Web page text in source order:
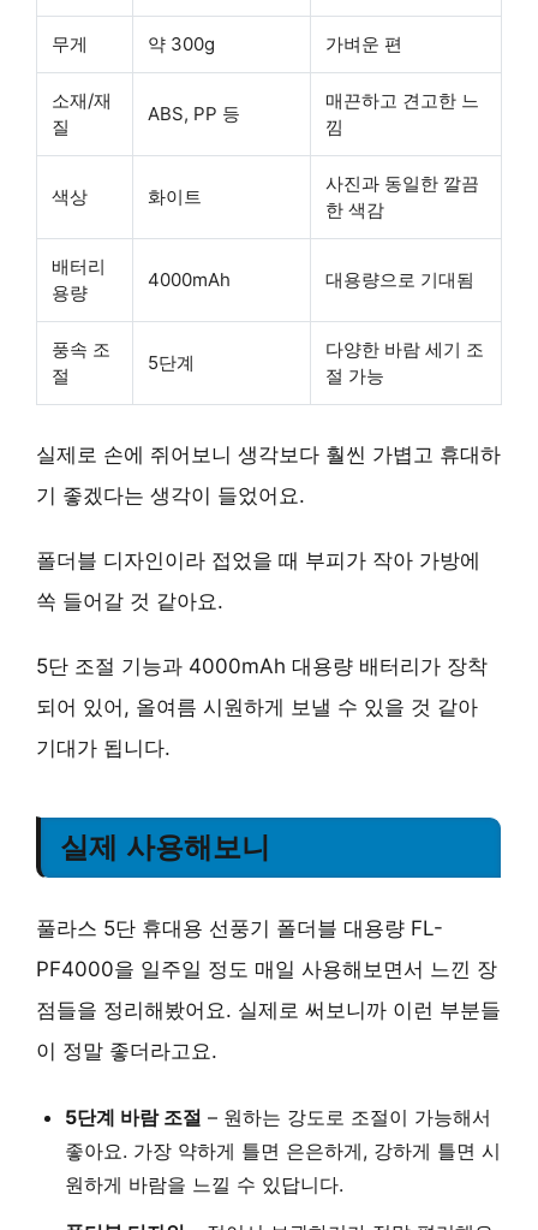
무게 약 300g 가벼운 편
소재/재
질
ABS, PP 등
매끈하고 견고한 느
낌
색상 화이트
사진과 동일한 깔끔
한 색감
배터리
용량
4000mAh 대용량으로 기대됨
풍속 조
절
5단계
다양한 바람 세기 조
절 가능
실제로 손에 쥐어보니 생각보다 훨씬 가볍고 휴대하
기 좋겠다는 생각이 들었어요.
폴더블 디자인이라 접었을 때 부피가 작아 가방에
쏙 들어갈 것 같아요.
5단 조절 기능과 4000mAh 대용량 배터리가 장착
되어 있어, 올여름 시원하게 보낼 수 있을 것 같아
기대가 됩니다.
실제 사용해보니
풀라스 5단 휴대용 선풍기 폴더블 대용량 FL-
PF4000을 일주일 정도 매일 사용해보면서 느낀 장
점들을 정리해봤어요. 실제로 써보니까 이런 부분들
이 정말 좋더라고요.
5단계 바람 조절 – 원하는 강도로 조절이 가능해서
좋아요. 가장 약하게 틀면 은은하게, 강하게 틀면 시
원하게 바람을 느낄 수 있답니다.